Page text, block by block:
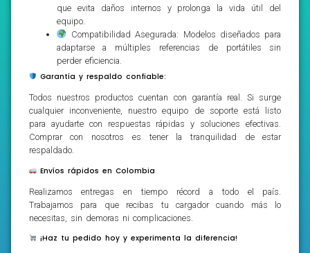
que evita daños internos y prolonga la vida útil del
equipo.
Compatibilidad Asegurada: Modelos diseñados para
adaptarse a múltiples referencias de portátiles sin
perder eficiencia.
Garantía y respaldo confiable:
Todos nuestros productos cuentan con garantía real. Si surge
cualquier inconveniente, nuestro equipo de soporte está listo
para ayudarte con respuestas rápidas y soluciones efectivas.
Comprar con nosotros es tener la tranquilidad de estar
respaldado.
Envíos rápidos en Colombia
Realizamos entregas en tiempo récord a todo el país.
Trabajamos para que recibas tu cargador cuando más lo
necesitas, sin demoras ni complicaciones.
¡Haz tu pedido hoy y experimenta la diferencia!